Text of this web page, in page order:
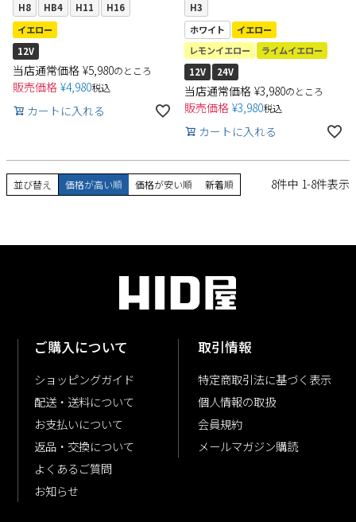
H8
HB4 H11
H16
イエロー
12V
当店通常価格 ¥5,980のところ
販売価格 ¥4,980税込
カートに入れる
H3
ホワイト
イエロー
レモンイエロー
ライムイエロー
12V
24V
当店通常価格 ¥3,980のところ
販売価格 ¥3,980税込
カートに入れる
並び替え 価格が高い順 価格が安い順 新着順 8件中 1-8件表示
ご購入について
ショッピングガイド
配送・送料について
お支払いについて
返品・交換について
よくあるご質問
お知らせ
取引情報
特定商取引法に基づく表示
個人情報の取扱
会員規約
メールマガジン購読